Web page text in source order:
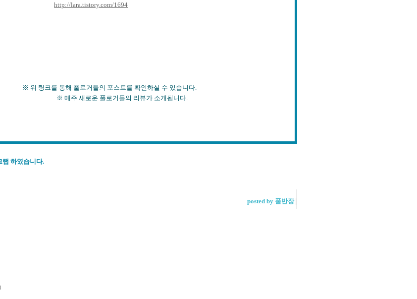
http://lara.tistory.com/1694
를 통해 풀로거들의 포스트를 확인하실 수 있습니다.
주 새로운 풀로거들의 리뷰가 소개됩니다.
랩 하였습니다.
posted by 풀반장